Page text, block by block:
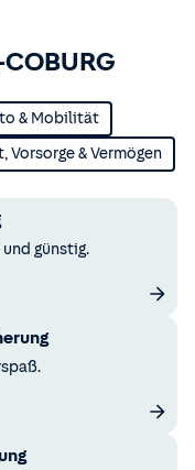
& Mobilität
Vorsorge & Vermögen
günstig.